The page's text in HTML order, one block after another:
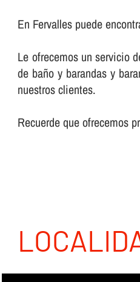
En Fervalles puede
Le ofrecemos un servicio
de baño y barandas y
nuestros clientes.
Recuerde que ofrecemos